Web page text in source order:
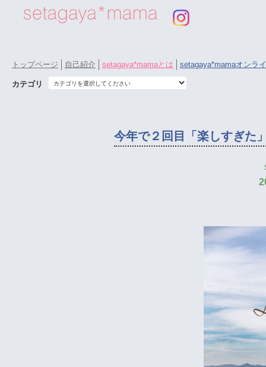
トップページ 自己紹介 setagaya*mamaとは setagaya*mamaオンラ
カテゴリ
今年で２回目「楽しすぎた